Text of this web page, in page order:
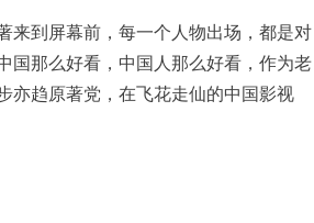
来到屏幕前，每一个人物出场，都是对
国那么好看，中国人那么好看，作为老
亦趋原著党，在飞花走仙的中国影视